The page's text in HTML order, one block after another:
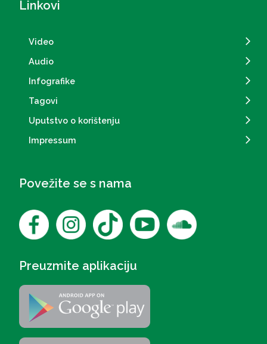
Linkovi
Video
Audio
Infografike
Tagovi
Uputstvo o korištenju
Impressum
Povežite se s nama
Preuzmite aplikaciju